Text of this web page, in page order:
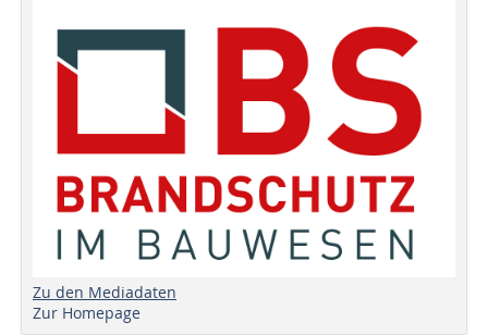
Zu den Mediadaten
Zur Homepage